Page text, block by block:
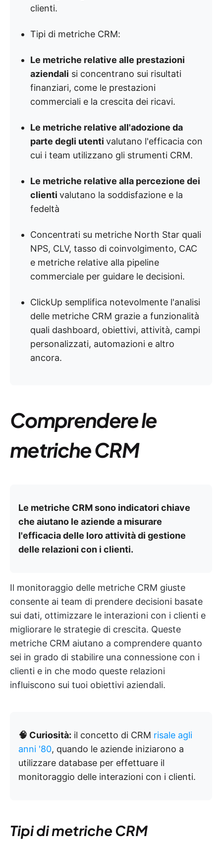
clienti.
Tipi di metriche CRM:
Le metriche relative alle prestazioni
aziendali si concentrano sui risultati
finanziari, come le prestazioni
commerciali e la crescita dei ricavi.
Le metriche relative all'adozione da
parte degli utenti valutano l'efficacia con
cui i team utilizzano gli strumenti CRM.
Le metriche relative alla percezione dei
clienti valutano la soddisfazione e la
fedeltà
Concentrati su metriche North Star quali
NPS, CLV, tasso di coinvolgimento, CAC
e metriche relative alla pipeline
commerciale per guidare le decisioni.
ClickUp semplifica notevolmente l'analisi
delle metriche CRM grazie a funzionalità
quali dashboard, obiettivi, attività, campi
personalizzati, automazioni e altro
ancora.
Comprendere le
metriche CRM
Le metriche CRM sono indicatori chiave
che aiutano le aziende a misurare
l'efficacia delle loro attività di gestione
delle relazioni con i clienti.
Il monitoraggio delle metriche CRM giuste
consente ai team di prendere decisioni basate
sui dati, ottimizzare le interazioni con i clienti e
migliorare le strategie di crescita. Queste
metriche CRM aiutano a comprendere quanto
sei in grado di stabilire una connessione con i
clienti e in che modo queste relazioni
influiscono sui tuoi obiettivi aziendali.
🧠 Curiosità: il concetto di CRM risale agli
anni '80, quando le aziende iniziarono a
utilizzare database per effettuare il
monitoraggio delle interazioni con i clienti.
Tipi di metriche CRM